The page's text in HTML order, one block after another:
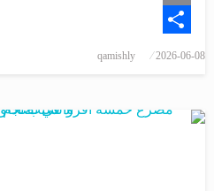
Email
2026-06-08
qamishly